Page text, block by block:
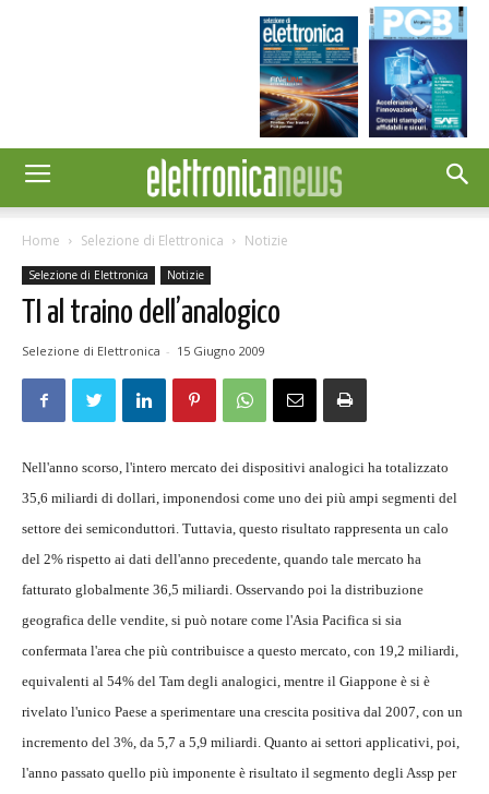
Home Selezione di Elettronica Notizie
Selezione di Elettronica Notizie
TI al traino dell’analogico
Selezione di Elettronica - 15 Giugno 2009
Nell'anno scorso, l'intero mercato dei dispositivi analogici ha totalizzato
35,6 miliardi di dollari, imponendosi come uno dei più ampi segmenti del
settore dei semiconduttori. Tuttavia, questo risultato rappresenta un calo
del 2% rispetto ai dati dell'anno precedente, quando tale mercato ha
fatturato globalmente 36,5 miliardi. Osservando poi la distribuzione
geografica delle vendite, si può notare come l'Asia Pacifica si sia
confermata l'area che più contribuisce a questo mercato, con 19,2 miliardi,
equivalenti al 54% del Tam degli analogici, mentre il Giappone è si è
rivelato l'unico Paese a sperimentare una crescita positiva dal 2007, con un
incremento del 3%, da 5,7 a 5,9 miliardi. Quanto ai settori applicativi, poi,
l'anno passato quello più imponente è risultato il segmento degli Assp per